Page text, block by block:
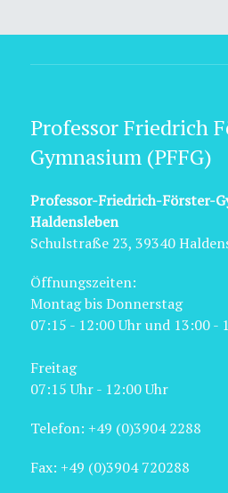
Professor Friedrich
Gymnasium (PFFG)
Professor-Friedrich-Förster-
Haldensleben
Schulstraße 23, 39340
Öffnungszeiten:
Montag bis Donnerstag
07:15 - 12:00 Uhr und 13:00 -
Freitag
07:15 Uhr - 12:00 Uhr
Telefon: +49 (0)3904 2288
Fax: +49 (0)3904 720288